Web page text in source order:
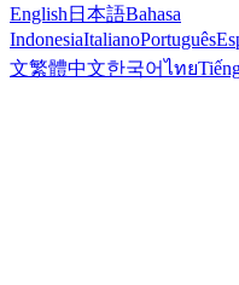
English 日本語Bahasa
IndonesiaItalianoPortuguês
文繁體中文한국어ไทย